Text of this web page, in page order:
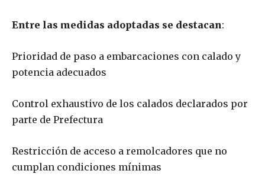
Entre las medidas adoptadas se destacan:
Prioridad de paso a embarcaciones con calado y
potencia adecuados
Control exhaustivo de los calados declarados por
parte de Prefectura
Restricción de acceso a remolcadores que no
cumplan condiciones mínimas